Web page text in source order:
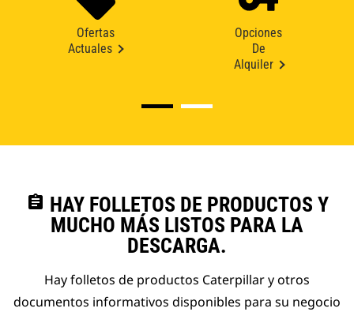
Ofertas
Actuales
Opciones
De
Alquiler
assignment HAY FOLLETOS DE PRODUCTOS Y
MUCHO MÁS LISTOS PARA LA
DESCARGA.
Hay folletos de productos Caterpillar y otros
documentos informativos disponibles para su negocio